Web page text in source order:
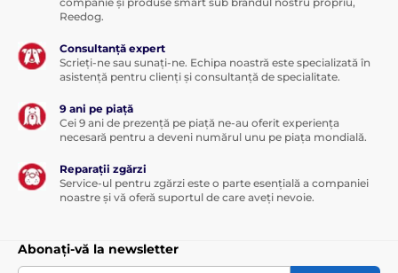
Reedog.
Consultanță expert
Scrieți-ne sau sunați-ne. Echipa noastră este specializată în
asistență pentru clienți și consultanță de specialitate.
9 ani pe piață
Cei 9 ani de prezență pe piață ne-au oferit experiența
necesară pentru a deveni numărul unu pe piața mondială.
Reparații zgărzi
Service-ul pentru zgărzi este o parte esențială a companiei
noastre și vă oferă suportul de care aveți nevoie.
Abonați-vă la newsletter